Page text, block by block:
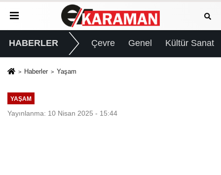
HABERLER Çevre Genel Kültür Sanat
Haberler Yaşam
YAŞAM
Yayınlanma: 10 Nisan 2025 - 15:44